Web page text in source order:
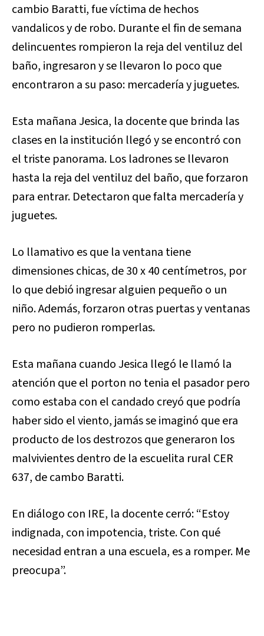
cambio Baratti, fue víctima de hechos
vandalicos y de robo. Durante el fin de semana
delincuentes rompieron la reja del ventiluz del
baño, ingresaron y se llevaron lo poco que
encontraron a su paso: mercadería y juguetes.
Esta mañana Jesica, la docente que brinda las
clases en la institución llegó y se encontró con
el triste panorama. Los ladrones se llevaron
hasta la reja del ventiluz del baño, que forzaron
para entrar. Detectaron que falta mercadería y
juguetes.
Lo llamativo es que la ventana tiene
dimensiones chicas, de 30 x 40 centímetros, por
lo que debió ingresar alguien pequeño o un
niño. Además, forzaron otras puertas y ventanas
pero no pudieron romperlas.
Esta mañana cuando Jesica llegó le llamó la
atención que el porton no tenia el pasador pero
como estaba con el candado creyó que podría
haber sido el viento, jamás se imaginó que era
producto de los destrozos que generaron los
malvivientes dentro de la escuelita rural CER
637, de cambo Baratti.
En diálogo con IRE, la docente cerró: “Estoy
indignada, con impotencia, triste. Con qué
necesidad entran a una escuela, es a romper. Me
preocupa”.